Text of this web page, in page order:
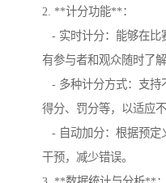
2. **计分功能**：
- 实时计分：能够在比
有参与者和观众随时了解
- 多种计分方式：支持
得分、罚分等，以适应
- 自动加分：根据预定
干预，减少错误。